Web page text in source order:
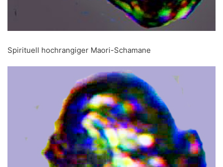
Spirituell hochrangiger Maori-Schamane